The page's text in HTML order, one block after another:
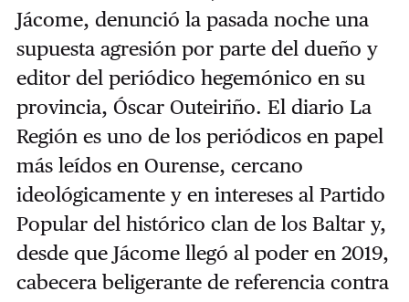
Jácome, denunció la pasada noche una
supuesta agresión por parte del dueño y
editor del periódico hegemónico en su
provincia, Óscar Outeiriño. El diario La
Región es uno de los periódicos en papel
más leídos en Ourense, cercano
ideológicamente y en intereses al Partido
Popular del histórico clan de los Baltar y,
desde que Jácome llegó al poder en 2019,
cabecera beligerante de referencia contra